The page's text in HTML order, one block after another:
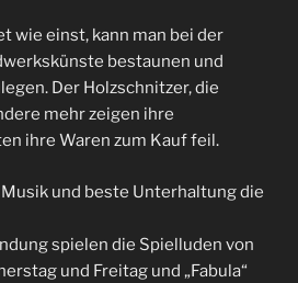
wie einst, kann man bei der
bestaunen und
Der Holzschnitzer, die
mehr zeigen ihre
ihre Waren zum Kauf feil.
und beste Unterhaltung die
spielen die Spielluden von
und Freitag und „Fabula“